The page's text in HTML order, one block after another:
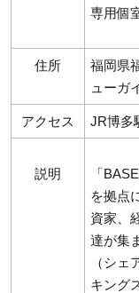
専用個
住所
福岡県
ューガ
アクセス JR博多
説明
「
を拠点
資家、
達が集
（シ
キング